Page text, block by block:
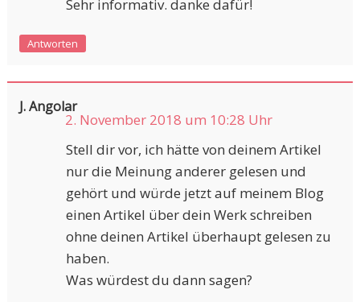
Sehr informativ. danke dafür!
Antworten
J. Angolar
2. November 2018 um 10:28 Uhr
Stell dir vor, ich hätte von deinem Artikel
nur die Meinung anderer gelesen und
gehört und würde jetzt auf meinem Blog
einen Artikel über dein Werk schreiben
ohne deinen Artikel überhaupt gelesen zu
haben.
Was würdest du dann sagen?